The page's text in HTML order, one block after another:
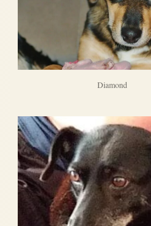
Diamond